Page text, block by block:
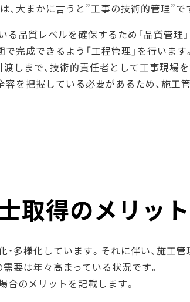
、大まかに言うと”工事の技術的管理”で
品質レベルを確保するため「品質管理
で完成できるよう「工程管理」を行います。
しまで、技術的責任者として工事現場
容を把握している必要があるため、施工
取得のメリット
多様化しています。それに伴い、施工
要は年々高まっている状況です。
のメリットを記載します。